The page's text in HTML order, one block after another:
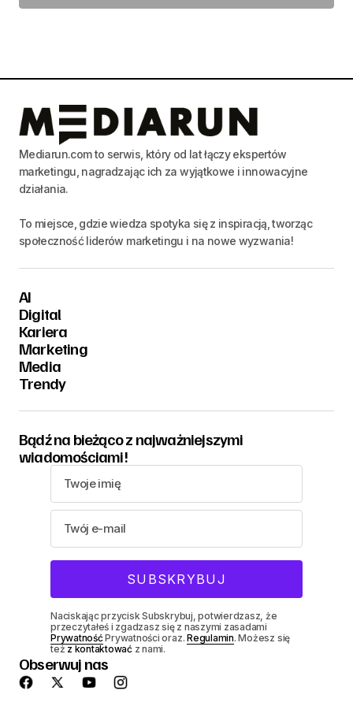
Mediarun.com to serwis, który od lat łączy ekspertów
marketingu, nagradzając ich za wyjątkowe i innowacyjne
działania.
To miejsce, gdzie wiedza spotyka się z inspiracją, tworząc
społeczność liderów marketingu i na nowe wyzwania!
AI
Digital
Kariera
Marketing
Media
Trendy
Bądź na bieżąco z najważniejszymi
wiadomościami!
Naciskając przycisk Subskrybuj, potwierdzasz, że
przeczytałeś i zgadzasz się z naszymi zasadami
PrywatnośćPrywatności oraz.Regulamin. Możesz się
też z kontaktowaćz nami.
Obserwuj nas